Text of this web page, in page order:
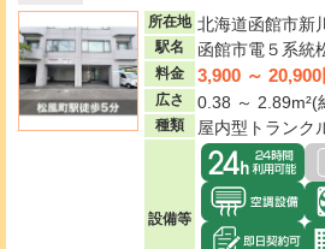
所在地 北海道函館市
駅名 函館市電５系統
料金 3,900 ～ 20,900
広さ 0.38 ～ 2.89m²(
種類 屋内型トランク
設備等